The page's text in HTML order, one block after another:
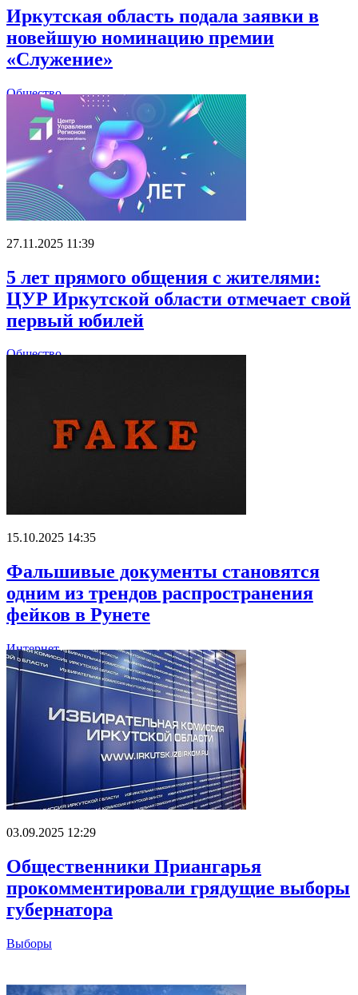
Иркутская область подала заявки в
новейшую номинацию премии
«Служение»
Общество
27.11.2025 11:39
5 лет прямого общения с жителями:
ЦУР Иркутской области отмечает свой
первый юбилей
Общество
15.10.2025 14:35
Фальшивые документы становятся
одним из трендов распространения
фейков в Рунете
Интернет
03.09.2025 12:29
Общественники Приангарья
прокомментировали грядущие выборы
губернатора
Выборы